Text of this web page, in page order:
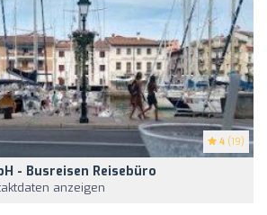
4 (19)
- Busreisen Reisebüro
anzeigen